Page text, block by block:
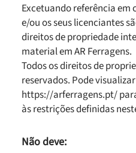
Excetuando referência em
e/ou os seus licenciantes
direitos de propriedade
material em AR Ferragens.
Todos os direitos de
reservados. Pode
https://arferragens.pt/
às restrições definidas
Não deve: